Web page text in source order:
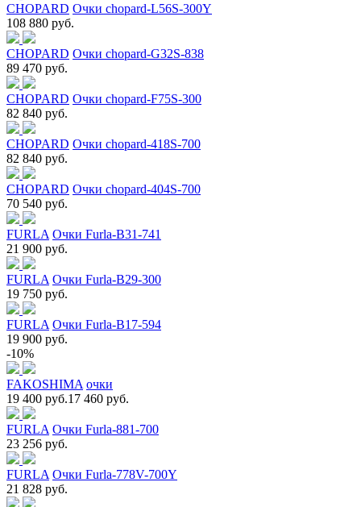
CHOPARD Очки chopard-L56S-300Y
108 880 руб.
CHOPARD Очки chopard-G32S-838
89 470 руб.
CHOPARD Очки chopard-F75S-300
82 840 руб.
CHOPARD Очки chopard-418S-700
82 840 руб.
CHOPARD Очки chopard-404S-700
70 540 руб.
FURLA Очки Furla-B31-741
21 900 руб.
FURLA Очки Furla-B29-300
19 750 руб.
FURLA Очки Furla-B17-594
19 900 руб.
-10%
FAKOSHIMA очки
19 400 руб.17 460 руб.
FURLA Очки Furla-881-700
23 256 руб.
FURLA Очки Furla-778V-700Y
21 828 руб.